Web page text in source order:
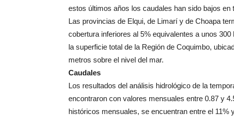
estos últimos años los caudales han sido bajos en
Las provincias de Elqui, de Limarí y de Choapa
cobertura inferiores al 5% equivalentes a unos
la superficie total de la Región de Coquimbo,
metros sobre el nivel del mar.
Caudales
Los resultados del análisis hidrológico de la
encontraron con valores mensuales entre 0.87 y
históricos mensuales, se encuentran entre el